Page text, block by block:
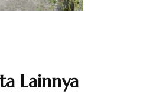
Lainnya